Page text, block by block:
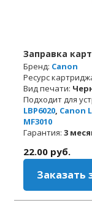
Заправка
Бренд: Canon
Ресурс
Вид печати:
Подходит для
LBP6020, Canon
MF3010
Гарантия: 3
22.00 руб.
Заказать